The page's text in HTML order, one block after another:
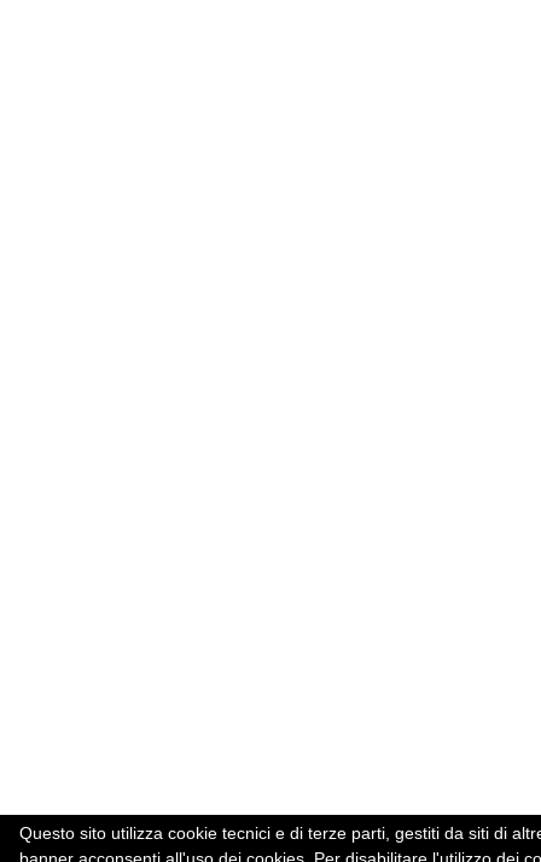
Questo sito utilizza cookie tecnici e di terze parti, gestiti da siti di